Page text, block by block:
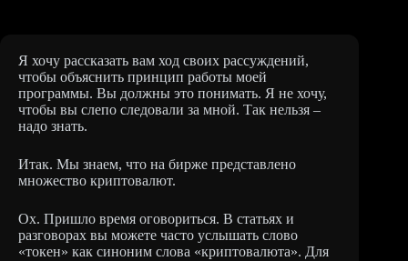
Я хочу рассказать вам ход своих рассуждений,
чтобы объяснить принцип работы моей
программы. Вы должны это понимать. Я не хочу,
чтобы вы слепо следовали за мной. Так нельзя –
надо знать.
Итак. Мы знаем, что на бирже представлено
множество криптовалют.
Ох. Пришло время оговориться. В статьях и
разговорах вы можете часто услышать слово
«токен» как синоним слова «криптовалюта». Для